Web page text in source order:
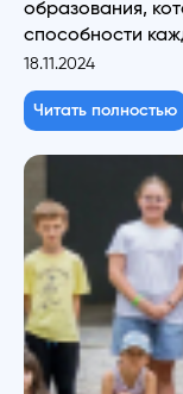
образования,
способности
18.11.2024
Читать полностью